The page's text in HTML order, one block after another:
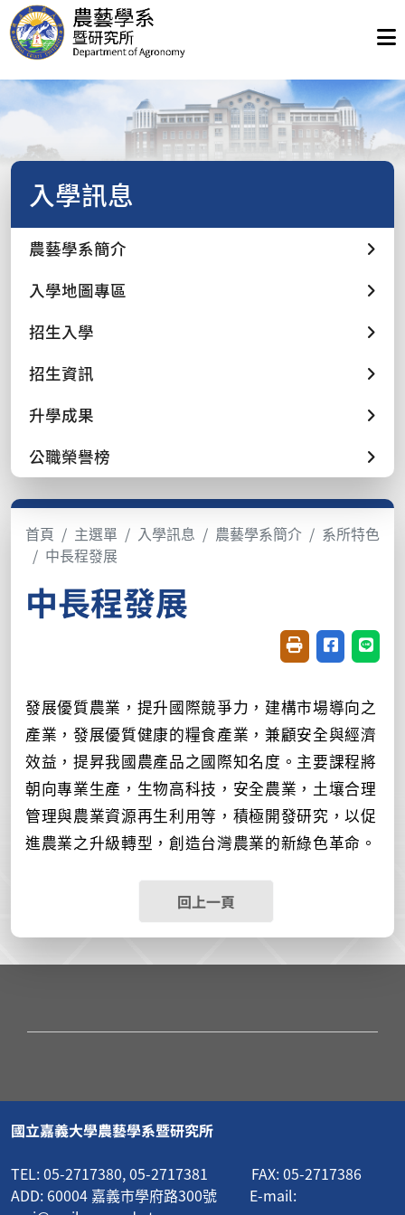
入學訊息
農藝學系簡介
入學地圖專區
招生入學
招生資訊
升學成果
公職榮譽榜
首頁 主選單 入學訊息 農藝學系簡介
系所特色
中長程發展
中長程發展
友善列印(開新視
分享至臉書
分享
發展優質農業，提升國際競爭力，建構市場導向之
產業，發展優質健康的糧食產業，兼顧安全與經濟
效益，提昇我國農產品之國際知名度。主要課程將
朝向專業生產，生物高科技，安全農業，土壤合理
管理與農業資源再生利用等，積極開發研究，以促
進農業之升級轉型，創造台灣農業的新綠色革命。
回上一頁
國立嘉義大學農藝學系暨研究所
TEL: 05-2717380, 05-2717381 FAX: 05-2717386
ADD: 60004 嘉義市學府路300號 E-mail: